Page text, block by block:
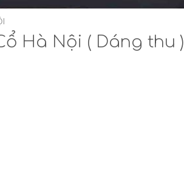
Hà Nội ( Dáng thu )